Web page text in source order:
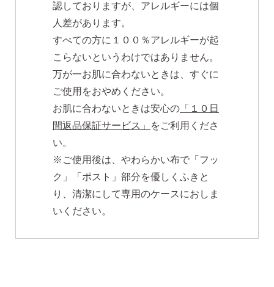
認しておりますが、アレルギーには個
人差があります。
すべての方に１００％アレルギーが起
こらないというわけではありません。
万が一お肌に合わないときは、すぐに
ご使用をおやめください。
お肌に合わないときは安心の 「１０日
間返品保証サービス」
をご利用くださ
い。
※ご使用後は、やわらかい布で「フッ
ク」「ポスト」部分を優しくふきと
り、清潔にして専用のケースにおしま
いください。